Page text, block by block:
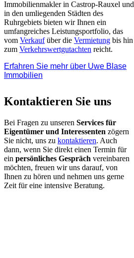
Immobilienmakler in Castrop-Rauxel und
in den umliegenden Städten des
Ruhrgebiets bieten wir Ihnen ein
umfangreiches Leistungsportfolio, das
vom Verkaufüber die Vermietung bis hin
zum Verkehrswertgutachten reicht.
Erfahren Sie mehr über Uwe Blase
Immobilien
Kontaktieren Sie uns
Bei Fragen zu unseren Services für
Eigentümer und Interessenten zögern
Sie nicht, uns zu kontaktieren. Auch
dann, wenn Sie direkt einen Termin für
ein persönliches Gespräch vereinbaren
möchten, freuen wir uns darauf, von
Ihnen zu hören und nehmen uns gerne
Zeit für eine intensive Beratung.